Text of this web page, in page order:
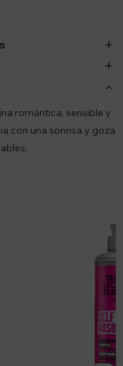
romántica, sensible y
con una sonrisa y goza